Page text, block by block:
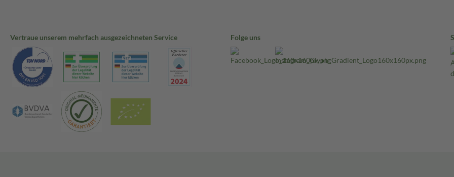
Vertraue unserem mehrfach ausgezeichneten Service Folge uns